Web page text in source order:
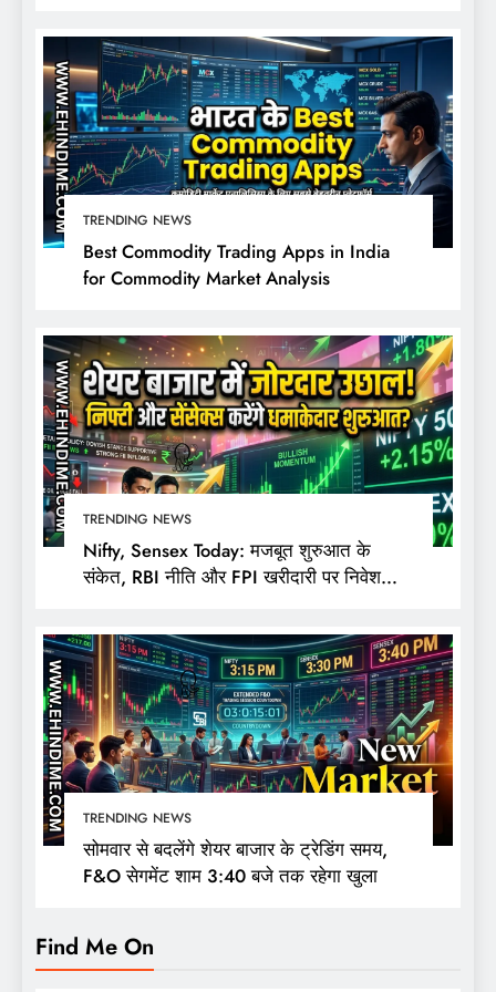
TRENDING NEWS
Best Commodity Trading Apps in India
for Commodity Market Analysis
TRENDING NEWS
Nifty, Sensex Today: मजबूत शुरुआत के
संकेत, RBI नीति और FPI खरीदारी पर निवेशकों
TRENDING NEWS
सोमवार से बदलेंगे शेयर बाजार के ट्रेडिंग समय,
F&O सेगमेंट शाम 3:40 बजे तक रहेगा खुला
Find Me On